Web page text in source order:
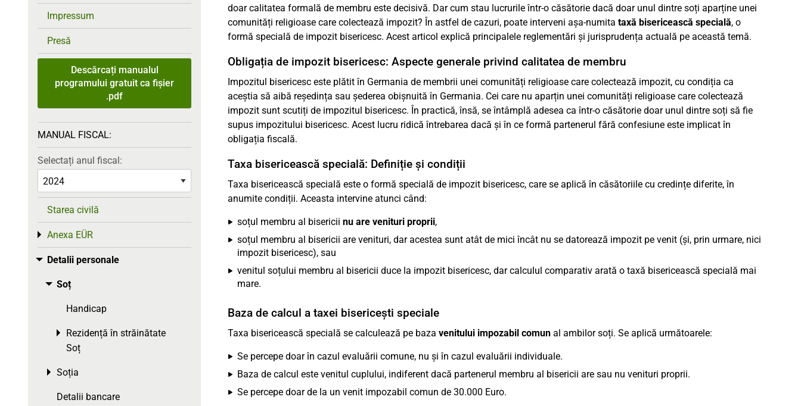
doar calitatea formală de membru este decisivă. Dar cum stau lucrurile într-o căsătorie dacă doar unul dintre soți aparține unei
comunități religioase care colectează impozit? În astfel de cazuri, poate interveni așa-numita taxă bisericească specială, o
formă specială de impozit bisericesc. Acest articol explică principalele reglementări și jurisprudența actuală pe această temă.
Obligația de impozit bisericesc: Aspecte generale privind calitatea de membru
Impozitul bisericesc este plătit în Germania de membrii unei comunități religioase care colectează impozit, cu condiția ca
aceștia să aibă reședința sau șederea obișnuită în Germania. Cei care nu aparțin unei comunități religioase care colectează
impozit sunt scutiți de impozitul bisericesc. În practică, însă, se întâmplă adesea ca într-o căsătorie doar unul dintre soți să fie
supus impozitului bisericesc. Acest lucru ridică întrebarea dacă și în ce formă partenerul fără confesiune este implicat în
obligația fiscală.
Taxa bisericească specială: Definiție și condiții
Taxa bisericească specială este o formă specială de impozit bisericesc, care se aplică în căsătoriile cu credințe diferite, în
anumite condiții. Aceasta intervine atunci când:
soțul membru al bisericii nu are venituri proprii,
soțul membru al bisericii are venituri, dar acestea sunt atât de mici încât nu se datorează impozit pe venit (și, prin urmare, nici
impozit bisericesc), sau
venitul soțului membru al bisericii duce la impozit bisericesc, dar calculul comparativ arată o taxă bisericească specială mai
mare.
Baza de calcul a taxei bisericești speciale
Taxa bisericească specială se calculează pe baza venitului impozabil comun al ambilor soți. Se aplică următoarele:
Se percepe doar în cazul evaluării comune, nu și în cazul evaluării individuale.
Baza de calcul este venitul cuplului, indiferent dacă partenerul membru al bisericii are sau nu venituri proprii.
Se percepe doar de la un venit impozabil comun de 30.000 Euro.
Impressum
Presă
Descărcați manualul
programului gratuit ca fișier
.pdf
MANUAL FISCAL:
Selectați anul fiscal:
Starea civilă
Anexa EÜR
Toggle menu
Detalii personale
Toggle menu
Soț
Toggle menu
Handicap
Rezidență în străinătate
Soț
Toggle menu
Soția
Toggle menu
Detalii bancare